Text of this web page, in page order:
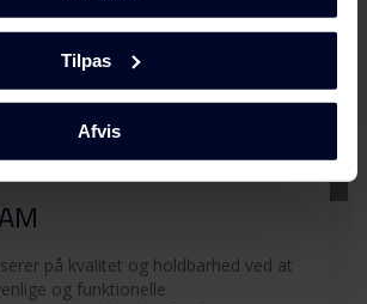
Tilpas
Afvis
KSI 3315-
på kvalitet og holdbarhed ved at
og funktionelle